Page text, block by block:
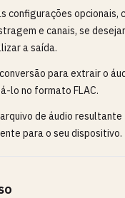
configurações opcionais,
e canais, se desejar
a saída.
para extrair o
lo no formato FLAC.
de áudio resultante
para o seu dispositivo.